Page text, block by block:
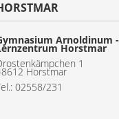
Arnoldinum -
Horstmar
1
Horstmar
02558/231